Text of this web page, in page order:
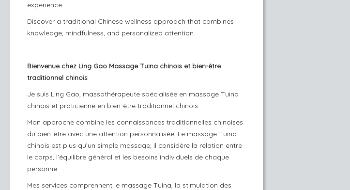
experience.
Discover a traditional Chinese wellness approach that combines
knowledge, mindfulness, and personalized attention.
Bienvenue chez Ling Gao Massage Tuina chinois et bien-être
traditionnel chinois
Je suis Ling Gao, massothérapeute spécialisée en massage Tuina
chinois et praticienne en bien-être traditionnel chinois.
Mon approche combine les connaissances traditionnelles chinoises
du bien-être avec une attention personnalisée. Le massage Tuina
chinois est plus qu’un simple massage; il considère la relation entre
le corps, l’équilibre général et les besoins individuels de chaque
personne.
Mes services comprennent le massage Tuina, la stimulation des